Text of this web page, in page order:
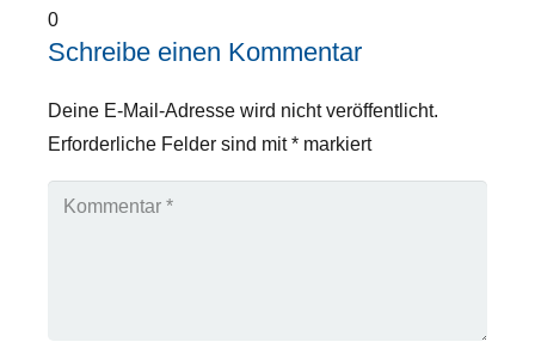
0
Schreibe einen Kommentar
Deine E-Mail-Adresse wird nicht veröffentlicht.
Erforderliche Felder sind mit* markiert